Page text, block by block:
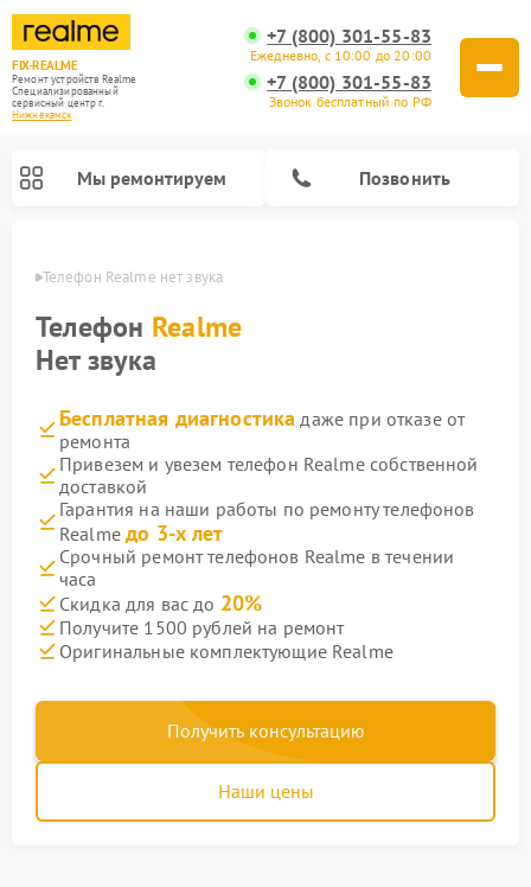
FIX-REALME
Ремонт устройств Realme
Специализированный
cервисный центр г.
Нижнекамск
+7 (800) 301-55-83
Ежедневно, с 10:00 до 20:00
+7 (800) 301-55-83
Звонок бесплатный по РФ
Мы ремонтируем Позвонить
Телефон Realme нет звука
Телефон Realme
Нет звука
Бесплатная диагностика даже при отказе от
ремонта
Привезем и увезем телефон Realme собственной
доставкой
Гарантия на наши работы по ремонту телефонов
Realmeдо 3-х лет
Срочный ремонт телефонов Realme в течении
часа
Скидка для вас до 20%
Получите 1500 рублей на ремонт
Оригинальные комплектующие Realme
Получить консультацию
Наши цены